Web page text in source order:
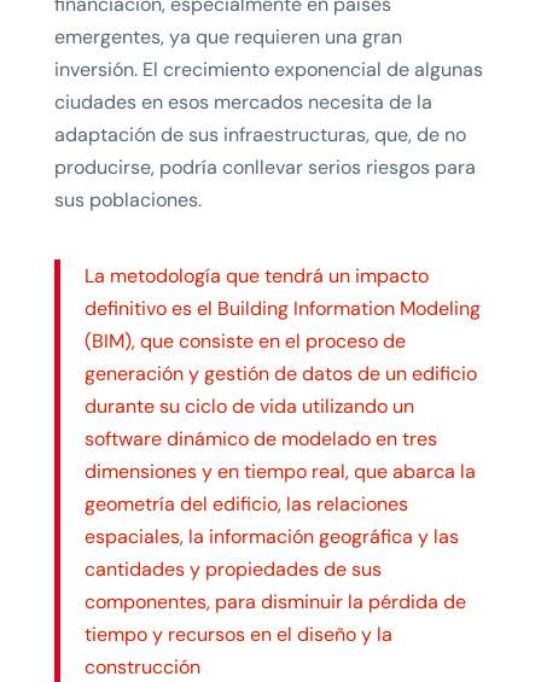
emergentes, ya que requieren una gran
inversión. El crecimiento exponencial de algunas
ciudades en esos mercados necesita de la
adaptación de sus infraestructuras, que, de no
producirse, podría conllevar serios riesgos para
sus poblaciones.
La metodología que tendrá un impacto
definitivo es el Building Information Modeling
(BIM), que consiste en el proceso de
generación y gestión de datos de un edificio
durante su ciclo de vida utilizando un
software dinámico de modelado en tres
dimensiones y en tiempo real, que abarca la
geometría del edificio, las relaciones
espaciales, la información geográfica y las
cantidades y propiedades de sus
componentes, para disminuir la pérdida de
tiempo y recursos en el diseño y la
construcción